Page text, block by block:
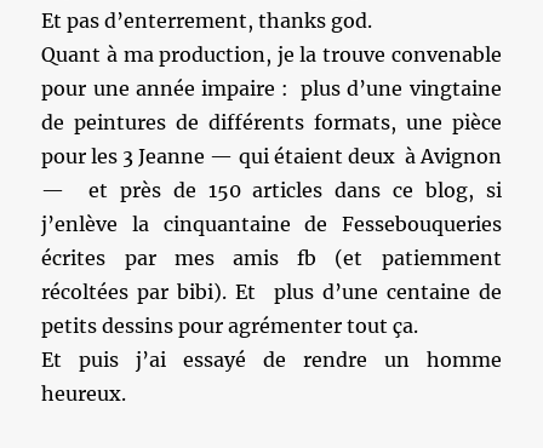
Et pas d’enterrement, thanks god.
Quant à ma production, je la trouve convenable
pour une année impaire : plus d’une vingtaine
de peintures de différents formats, une pièce
pour les 3 Jeanne — qui étaient deux à Avignon
— et près de 150 articles dans ce blog, si
j’enlève la cinquantaine de Fessebouqueries
écrites par mes amis fb (et patiemment
récoltées par bibi). Et plus d’une centaine de
petits dessins pour agrémenter tout ça.
Et puis j’ai essayé de rendre un homme
heureux.